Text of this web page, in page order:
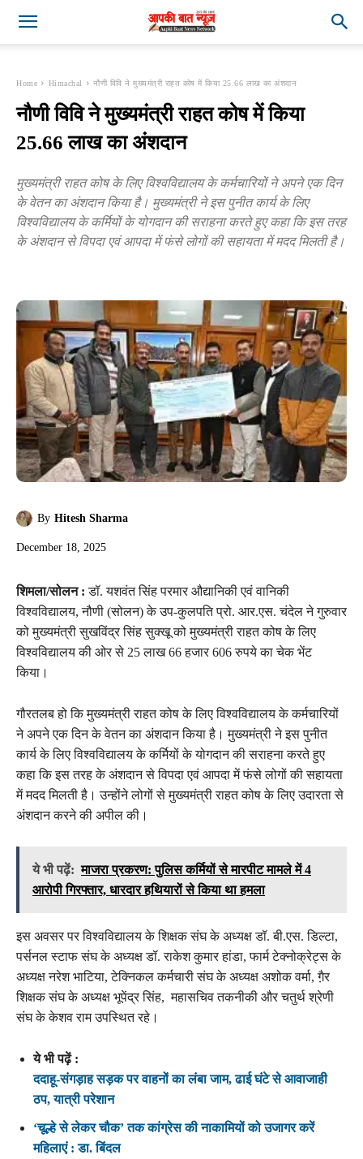
Home Himachal नौणी विवि ने मुख्यमंत्री राहत कोष में किया 25.66 लाख का अंशदान
नौणी विवि ने मुख्यमंत्री राहत कोष में किया
25.66 लाख का अंशदान
मुख्यमंत्री राहत कोष के लिए विश्वविद्यालय के कर्मचारियों ने अपने एक दिन
के वेतन का अंशदान किया है। मुख्यमंत्री ने इस पुनीत कार्य के लिए
विश्वविद्यालय के कर्मियों के योगदान की सराहना करते हुए कहा कि इस तरह
के अंशदान से विपदा एवं आपदा में फंसे लोगों की सहायता में मदद मिलती है।
By Hitesh Sharma
December 18, 2025
शिमला/सोलन : डॉ. यशवंत सिंह परमार औद्यानिकी एवं वानिकी
विश्वविद्यालय, नौणी (सोलन) के उप-कुलपति प्रो. आर.एस. चंदेल ने गुरुवार
को मुख्यमंत्री सुखविंद्र सिंह सुक्खू को मुख्यमंत्री राहत कोष के लिए
विश्वविद्यालय की ओर से 25 लाख 66 हजार 606 रुपये का चेक भेंट
किया।
गौरतलब हो कि मुख्यमंत्री राहत कोष के लिए विश्वविद्यालय के कर्मचारियों
ने अपने एक दिन के वेतन का अंशदान किया है। मुख्यमंत्री ने इस पुनीत
कार्य के लिए विश्वविद्यालय के कर्मियों के योगदान की सराहना करते हुए
कहा कि इस तरह के अंशदान से विपदा एवं आपदा में फंसे लोगों की सहायता
में मदद मिलती है। उन्होंने लोगों से मुख्यमंत्री राहत कोष के लिए उदारता से
अंशदान करने की अपील की।
ये भी पढ़ें: माजरा प्रकरण: पुलिस कर्मियों से मारपीट मामले में 4
आरोपी गिरफ्तार, धारदार हथियारों से किया था हमला
इस अवसर पर विश्वविद्यालय के शिक्षक संघ के अध्यक्ष डॉ. बी.एस. डिल्टा,
पर्सनल स्टाफ संघ के अध्यक्ष डॉ. राकेश कुमार हांडा, फार्म टेक्नोक्रेट्स के
अध्यक्ष नरेश भाटिया, टेक्निकल कर्मचारी संघ के अध्यक्ष अशोक वर्मा, गै़र
शिक्षक संघ के अध्यक्ष भूपेंद्र सिंह, महासचिव तकनीकी और चतुर्थ श्रेणी
संघ के केशव राम उपस्थित रहे।
ये भी पढ़ें :
ददाहू-संगड़ाह सड़क पर वाहनों का लंबा जाम, ढाई घंटे से आवाजाही
ठप, यात्री परेशान
‘चूल्हे से लेकर चौक’ तक कांग्रेस की नाकामियों को उजागर करें
महिलाएं : डा. बिंदल